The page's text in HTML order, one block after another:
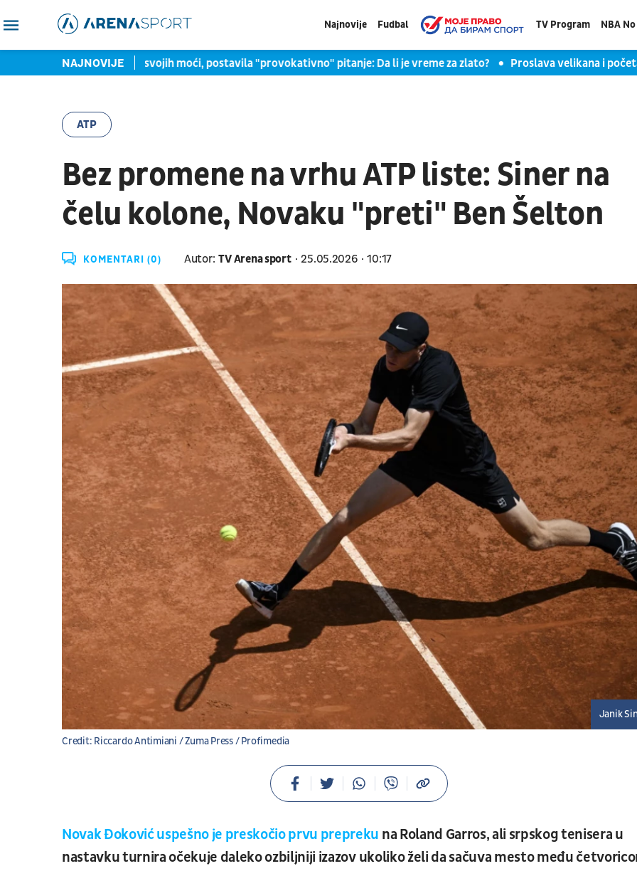
Najnovije Fudbal TV Program NBA
NAJNOVIJE
Vilagoš, svesna svojih moći, postavila "provokativno" pitanje: Da li je vreme za zlato? Proslava velikana i početak
ATP
Bez promene na vrhu ATP liste: Siner na
čelu kolone, Novaku "preti" Ben Šelton
KOMENTARI (0) Autor: TV Arena sport 25.05.2026 10:17
Credit: Riccardo Antimiani / Zuma Press / Profimedia
Janik
Novak Đoković uspešno je preskočio prvu prepreku na Roland Garros, ali srpskog tenisera u
nastavku turnira očekuje daleko ozbiljniji izazov ukoliko želi da sačuva mesto među